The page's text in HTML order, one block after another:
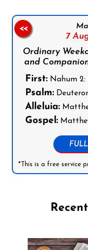
7
Ordinary
and
First: Nahum 2:
Psalm:
Alleluia:
Gospel:
*This is a free service
<<